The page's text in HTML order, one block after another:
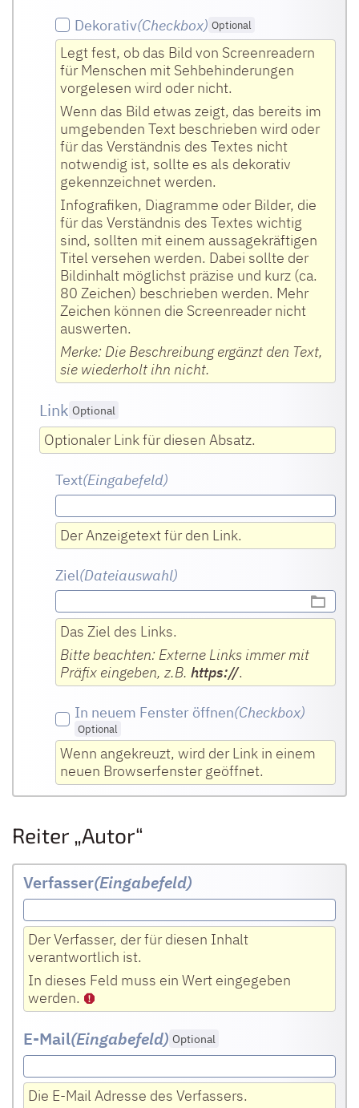
Dekorativ(Checkbox) Optional
Legt fest, ob das Bild von Screenreadern
für Menschen mit Sehbehinderungen
vorgelesen wird oder nicht.
Wenn das Bild etwas zeigt, das bereits im
umgebenden Text beschrieben wird oder
für das Verständnis des Textes nicht
notwendig ist, sollte es als dekorativ
gekennzeichnet werden.
Infografiken, Diagramme oder Bilder, die
für das Verständnis des Textes wichtig
sind, sollten mit einem aussagekräftigen
Titel versehen werden. Dabei sollte der
Bildinhalt möglichst präzise und kurz (ca.
80 Zeichen) beschrieben werden. Mehr
Zeichen können die Screenreader nicht
auswerten.
Merke: Die Beschreibung ergänzt den Text,
sie wiederholt ihn nicht.
Link Optional
Optionaler Link für diesen Absatz.
Text(Eingabefeld)
Der Anzeigetext für den Link.
Ziel(Dateiauswahl)
Das Ziel des Links.
Bitte beachten: Externe Links immer mit
Präfix eingeben, z.B. https://.
In neuem Fenster öffnen(Checkbox)
Optional
Wenn angekreuzt, wird der Link in einem
neuen Browserfenster geöffnet.
Reiter „Autor“
Verfasser(Eingabefeld)
Der Verfasser, der für diesen Inhalt
verantwortlich ist.
In dieses Feld muss ein Wert eingegeben
werden.
E-Mail(Eingabefeld) Optional
Die E-Mail Adresse des Verfassers.